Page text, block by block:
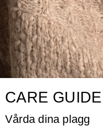
CARE GUIDE
Vårda dina plagg